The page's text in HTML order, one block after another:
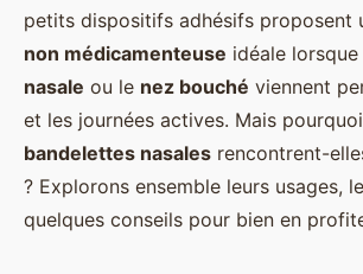
petits dispositifs adhésifs proposent
non médicamenteuse idéale lorsque
nasale ou le nez bouché viennent
et les journées actives. Mais
bandelettes nasales rencontrent-
? Explorons ensemble leurs usages,
quelques conseils pour bien en